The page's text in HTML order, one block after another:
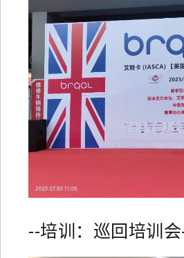
--培训：巡回培训